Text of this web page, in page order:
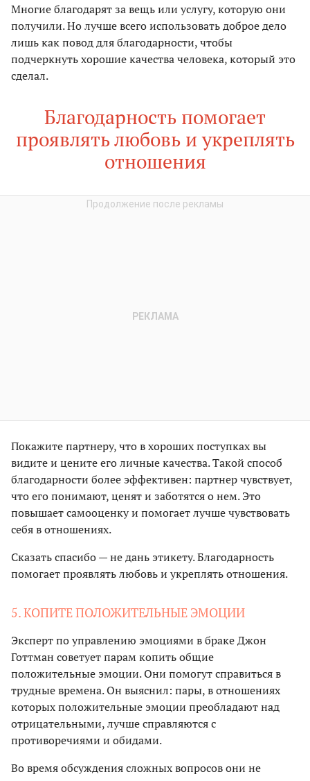
Многие благодарят за вещь или услугу, которую они
получили. Но лучше всего использовать доброе дело
лишь как повод для благодарности, чтобы
подчеркнуть хорошие качества человека, который это
сделал.
Благодарность помогает
проявлять любовь и укреплять
отношения
Покажите партнеру, что в хороших поступках вы
видите и цените его личные качества. Такой способ
благодарности более эффективен: партнер чувствует,
что его понимают, ценят и заботятся о нем. Это
повышает самооценку и помогает лучше чувствовать
себя в отношениях.
Сказать спасибо — не дань этикету. Благодарность
помогает проявлять любовь и укреплять отношения.
5. КОПИТЕ ПОЛОЖИТЕЛЬНЫЕ ЭМОЦИИ
Эксперт по управлению эмоциями в браке Джон
Готтман советует парам копить общие
положительные эмоции. Они помогут справиться в
трудные времена. Он выяснил: пары, в отношениях
которых положительные эмоции преобладают над
отрицательными, лучше справляются с
противоречиями и обидами.
Во время обсуждения сложных вопросов они не